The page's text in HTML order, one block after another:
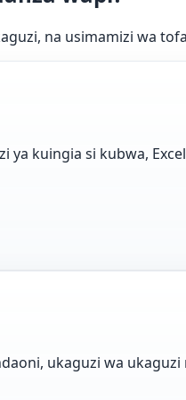
na usimamizi wa
ya kuingia si kubwa,
ukaguzi wa